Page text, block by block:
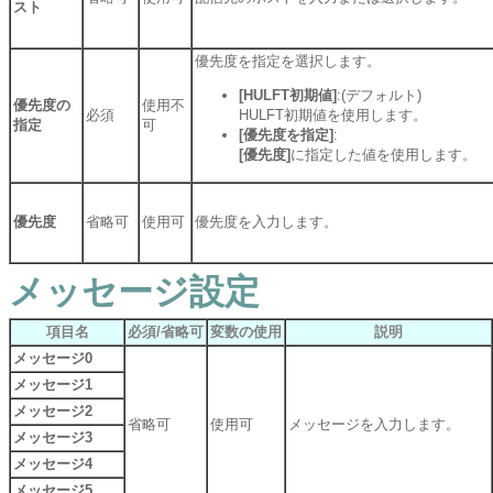
スト
優先度の
指定
必須
使用不
可
優先度を指定を選択します。
[HULFT初期値] :(デフォルト)
HULFT初期値を使用します。
[優先度を指定] :
[優先度] に指定した値を使用します。
優先度 省略可 使用可 優先度を入力します。
メッセージ設定
項目名 必須/省略可 変数の使用
説明
メッセージ0
省略可 使用可 メッセージを入力します。
メッセージ1
メッセージ2
メッセージ3
メッセージ4